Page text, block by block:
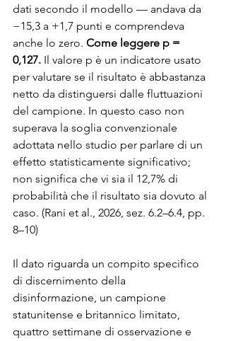
dati secondo il modello — andava da
−15,3 a +1,7 punti e comprendeva
anche lo zero. Come leggere p =
0,127. Il valore p è un indicatore usato
per valutare se il risultato è abbastanza
netto da distinguersi dalle fluttuazioni
del campione. In questo caso non
superava la soglia convenzionale
adottata nello studio per parlare di un
effetto statisticamente significativo;
non significa che vi sia il 12,7% di
probabilità che il risultato sia dovuto al
caso. (Rani et al., 2026, sez. 6.2–6.4, pp.
8–10)
Il dato riguarda un compito specifico
di discernimento della
disinformazione, un campione
statunitense e britannico limitato,
quattro settimane di osservazione e